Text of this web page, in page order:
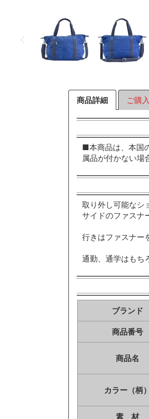
商品詳細 ご購
■本商品は、本国
属品が付かない場
取り外し可能なシ
サイドのファスナ
行きはファスナー
通勤、通学はもち
ブランド
商品番号
商品名
カラー（柄）
素 材